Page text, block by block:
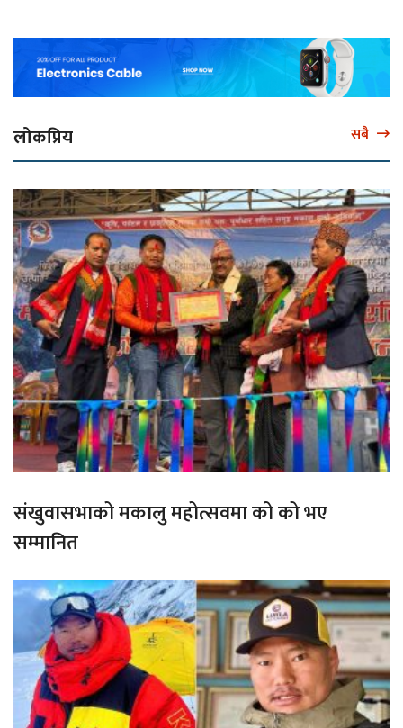
लोकप्रिय सबै
संखुवासभाको मकालु महोत्सवमा को को भए
सम्मानित